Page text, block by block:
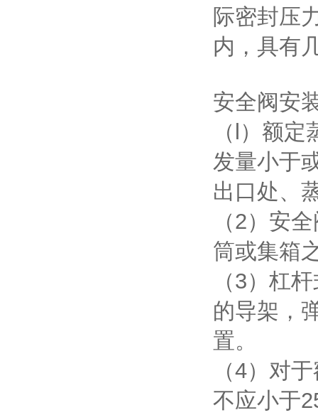
际密封压
内，具有
安全阀安
（l）额
发量小于
出口处、
（2）安
筒或集箱
（3）杠
的导架，
置。
（4）对
不应小于